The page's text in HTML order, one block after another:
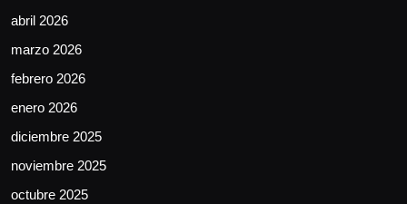
abril 2026
marzo 2026
febrero 2026
enero 2026
diciembre 2025
noviembre 2025
octubre 2025